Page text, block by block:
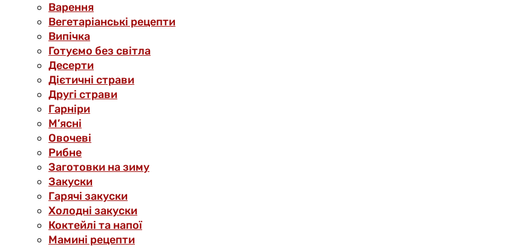
Варення
Вегетаріанські рецепти
Випічка
Готуємо без світла
Десерти
Дієтичні страви
Другі страви
Гарніри
М’ясні
Овочеві
Рибне
Заготовки на зиму
Закуски
Гарячі закуски
Холодні закуски
Коктейлі та напої
Мамині рецепти